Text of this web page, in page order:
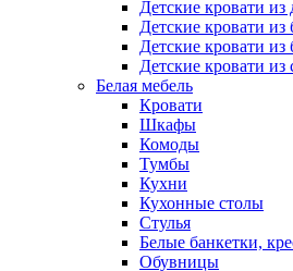
Детские кровати из
Детские кровати из
Детские кровати из
Детские кровати из
Белая мебель
Кровати
Шкафы
Комоды
Тумбы
Кухни
Кухонные столы
Стулья
Белые банкетки,
Обувницы